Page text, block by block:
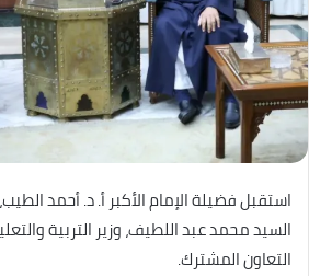
استقبل فضيلة الإمام الأكبر أ. د. أحمد
السيد محمد عبد اللطيف، وزير التربية
التعاون المشترك.